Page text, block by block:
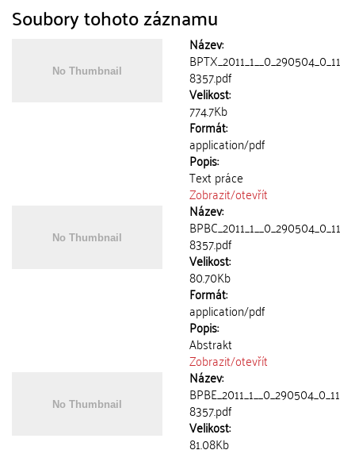
Soubory tohoto záznamu
Název:
BPTX_2011_1__0_290504_0_11
8357.pdf
Velikost:
774.7Kb
Formát:
application/pdf
Popis:
Text práce
Zobrazit/otevřít
Název:
BPBC_2011_1__0_290504_0_11
8357.pdf
Velikost:
80.70Kb
Formát:
application/pdf
Popis:
Abstrakt
Zobrazit/otevřít
Název:
BPBE_2011_1__0_290504_0_11
8357.pdf
Velikost:
81.08Kb